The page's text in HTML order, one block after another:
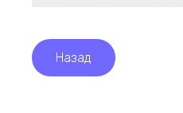
Назад